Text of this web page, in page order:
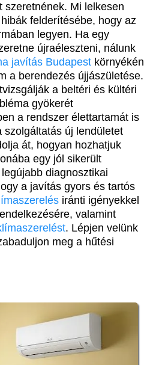
szeretnének. Mi lelkesen
felderítésébe, hogy az
legyen. Ha egy
újraéleszteni, nálunk
javítás Budapest környékén
a berendezés újjászületése.
a beltéri és kültéri
gyökerét
a rendszer élettartamát is
szolgáltatás új lendületet
át, hogyan hozhatjuk
egy jól sikerült
diagnosztikai
a javítás gyors és tartós
iránti igényekkel
valamint
. Lépjen velünk
meg a hűtési